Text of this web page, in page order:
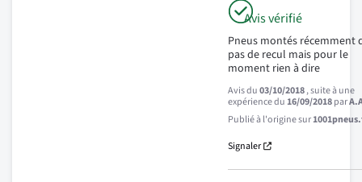
Avis vérifié
Pneus montés récemment
pas de recul mais pour le
moment rien à dire
Avis du03/10/2018, suite à une
expérience du16/09/2018par
Publié à l'origine sur
Signaler